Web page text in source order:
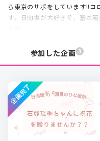
ら東京のサポをしています!!コ
す。日向坂が大好きで、基本
参加した企画 3
企画完了